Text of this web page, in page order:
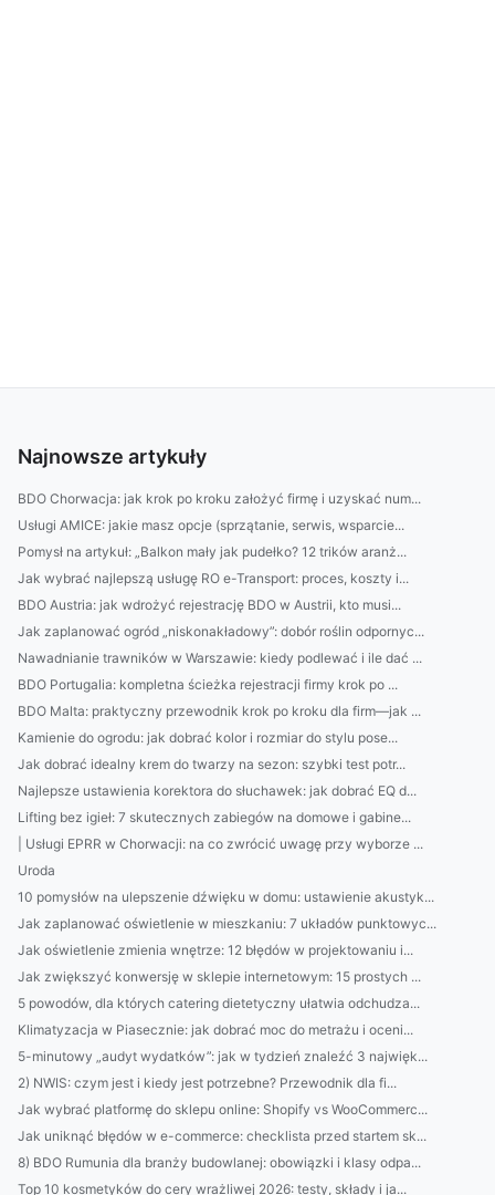
Najnowsze artykuły
BDO Chorwacja: jak krok po kroku założyć firmę i uzyskać num...
Usługi AMICE: jakie masz opcje (sprzątanie, serwis, wsparcie...
Pomysł na artykuł: „Balkon mały jak pudełko? 12 trików aranż...
Jak wybrać najlepszą usługę RO e-Transport: proces, koszty i...
BDO Austria: jak wdrożyć rejestrację BDO w Austrii, kto musi...
Jak zaplanować ogród „niskonakładowy”: dobór roślin odpornyc...
Nawadnianie trawników w Warszawie: kiedy podlewać i ile dać ...
BDO Portugalia: kompletna ścieżka rejestracji firmy krok po ...
BDO Malta: praktyczny przewodnik krok po kroku dla firm—jak ...
Kamienie do ogrodu: jak dobrać kolor i rozmiar do stylu pose...
Jak dobrać idealny krem do twarzy na sezon: szybki test potr...
Najlepsze ustawienia korektora do słuchawek: jak dobrać EQ d...
Lifting bez igieł: 7 skutecznych zabiegów na domowe i gabine...
| Usługi EPRR w Chorwacji: na co zwrócić uwagę przy wyborze ...
Uroda
10 pomysłów na ulepszenie dźwięku w domu: ustawienie akustyk...
Jak zaplanować oświetlenie w mieszkaniu: 7 układów punktowyc...
Jak oświetlenie zmienia wnętrze: 12 błędów w projektowaniu i...
Jak zwiększyć konwersję w sklepie internetowym: 15 prostych ...
5 powodów, dla których catering dietetyczny ułatwia odchudza...
Klimatyzacja w Piasecznie: jak dobrać moc do metrażu i oceni...
5-minutowy „audyt wydatków”: jak w tydzień znaleźć 3 najwięk...
2) NWIS: czym jest i kiedy jest potrzebne? Przewodnik dla fi...
Jak wybrać platformę do sklepu online: Shopify vs WooCommerc...
Jak uniknąć błędów w e-commerce: checklista przed startem sk...
8) BDO Rumunia dla branży budowlanej: obowiązki i klasy odpa...
Top 10 kosmetyków do cery wrażliwej 2026: testy, składy i ja...